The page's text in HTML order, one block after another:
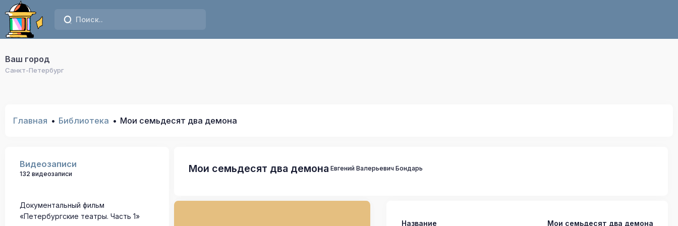
Ваш город
Санкт-Петербург
Главная Библиотека Мои семьдесят два демона
Видеозаписи
132 видеозаписи
Документальный фильм
«Петербургские театры. Часть 1»
Мои семьдесят два демона Евгений Валерьевич Бондарь
Название Мои семьдесят два демона